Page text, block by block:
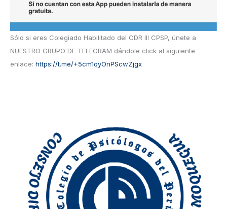
Sólo si eres Colegiado Habilitado del CDR III CPSP, únete a
NUESTRO GRUPO DE TELEGRAM dándole click al siguiente
enlace:https://t.me/+5cm1qyOnPScwZjgx